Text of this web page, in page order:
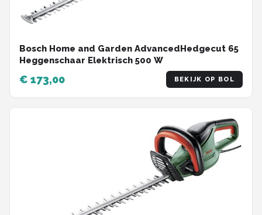
Bosch Home and Garden AdvancedHedgecut 65
Heggenschaar Elektrisch 500 W
€ 173,00 BEKIJK OP BOL